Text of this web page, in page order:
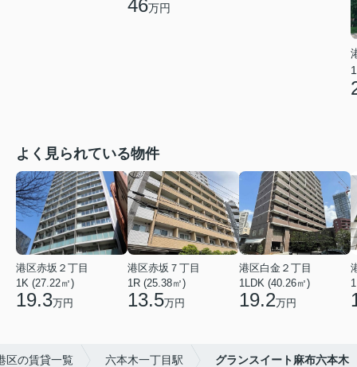
46万円
よく見られている物件
港区赤坂２丁目
1K (27.22㎡)
19.3万円
港区赤坂７丁目
1R (25.38㎡)
13.5万円
港区白金２丁目
1LDK (40.26㎡)
19.2万円
区の賃貸一覧 六本木一丁目駅 グランスイート麻布六本木